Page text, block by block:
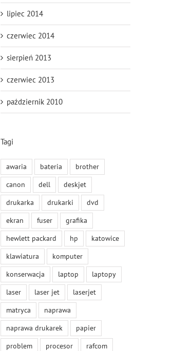
lipiec 2014
czerwiec 2014
sierpień 2013
czerwiec 2013
październik 2010
Tagi
awaria bateria
brother
canon
dell
deskjet
drukarka
drukarki
dvd
ekran
fuser
grafika
hewlett packard
hp
katowice
klawiatura
komputer
konserwacja
laptop
laptopy
laser
laser jet
laserjet
matryca
naprawa
naprawa drukarek
papier
problem
procesor
rafcom